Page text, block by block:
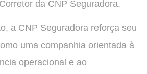
da CNP Seguradora.
a CNP Seguradora reforça seu
uma companhia orientada à
operacional e ao